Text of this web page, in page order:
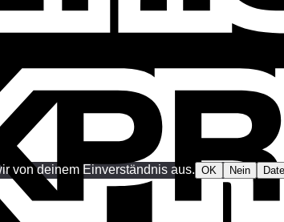
von deinem Einverständnis aus. OK Nein